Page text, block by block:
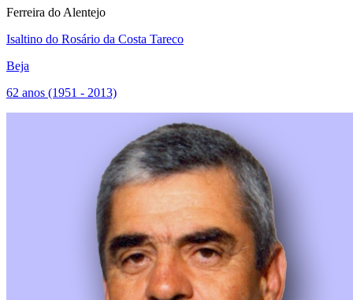
Ferreira do Alentejo
Isaltino do Rosário da Costa Tareco
Beja
62 anos (1951 - 2013)